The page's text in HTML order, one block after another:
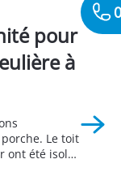
durabilité
une
de la
pour
à
Le toit
ont été isolés